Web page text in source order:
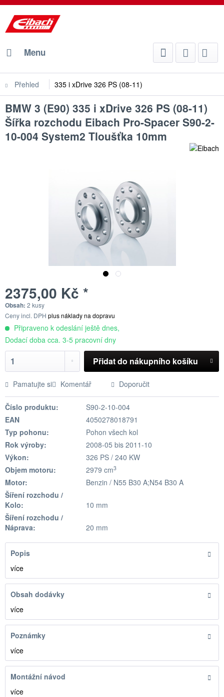
Menu
Přehled 335 i xDrive 326 PS (08-11)
BMW 3 (E90) 335 i xDrive 326 PS (08-11)
Šířka rozchodu Eibach Pro-Spacer S90-2-
10-004 System2 Tloušťka 10mm
2375,00 Kč *
Obsah: 2 kusy
Ceny incl. DPH plus náklady na dopravu
Připraveno k odeslání ještě dnes,
Dodací doba cca. 3-5 pracovní dny
Přidat do nákupního košíku
Pamatujte si Komentář Doporučit
Číslo produktu:
S90-2-10-004
EAN
4050278018791
Typ pohonu:
Pohon všech kol
Rok výroby:
2008-05 bis 2011-10
Výkon:
326 PS / 240 KW
Objem motoru:
2979 cm3
Motor:
Benzin / N55 B30 A;N54 B30 A
Šíření rozchodu /
Kolo:
10 mm
Šíření rozchodu /
Náprava:
20 mm
Popis
více
Obsah dodávky
více
Poznámky
více
Montážní návod
více